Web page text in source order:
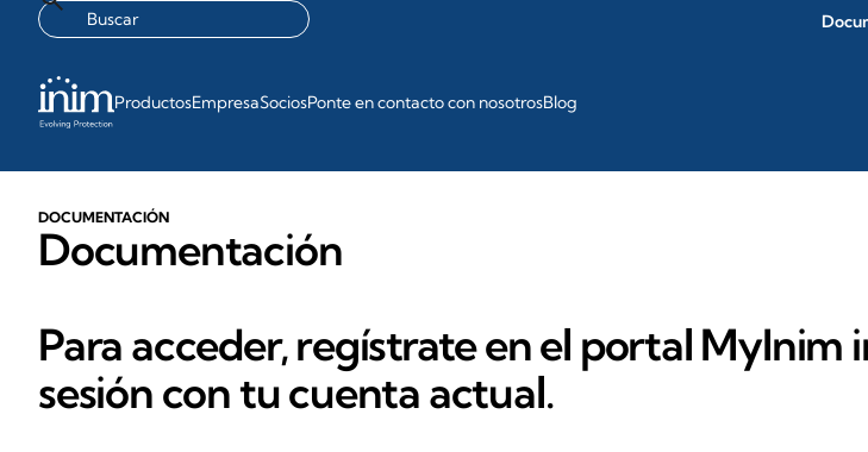
ProductosEmpresaSociosPonte en contacto con nosotrosBlog
DOCUMENTACIÓN
Documentación
Para acceder, regístrate en el portal MyInim
sesión con tu cuenta actual.